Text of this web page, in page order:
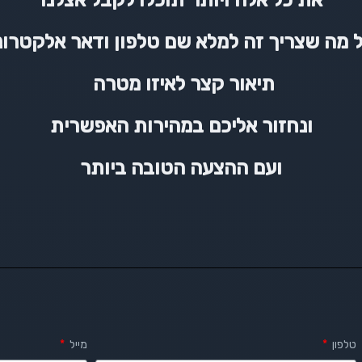
מה שצריך זה למלא שם טלפון ודאר
תיאור קצר לאיזו מטרה
ונחזור אליכם במהירות האפשרית
ועם ההצעה הטובה ביותר
טלפון מייל